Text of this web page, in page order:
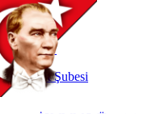
TR
|
EN
İnternetŞubesi